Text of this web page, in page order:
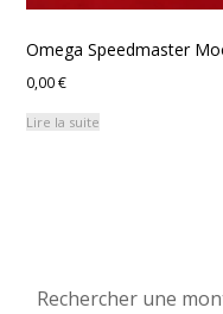
Omega Speedmaster
0,00€
Lire la suite
Rechercher une